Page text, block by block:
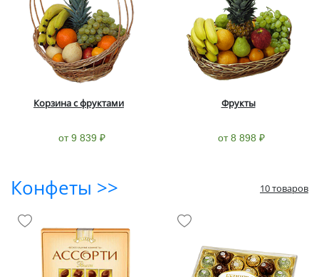
Корзина с фруктами
от 9 839 ₽
Фрукты
от 8 898 ₽
Конфеты >> 10 товаров